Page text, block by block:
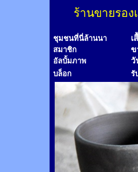
ร้านขายรอง
ชุมชนที่นี่ล้านนา เ
สมาชิก ข
อัลบั้มภาพ วั
บล็อก รั